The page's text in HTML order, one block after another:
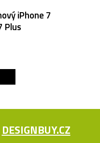
iPhone 7
Plus
DESIGNBUY.CZ